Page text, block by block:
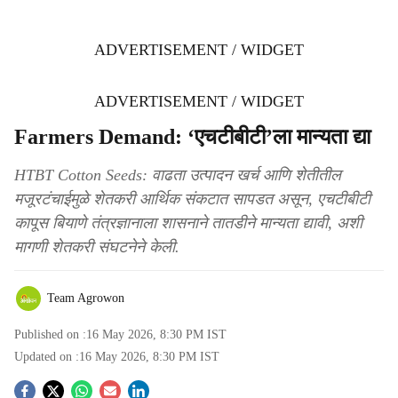
ADVERTISEMENT / WIDGET
ADVERTISEMENT / WIDGET
Farmers Demand: ‘एचटीबीटी’ला मान्यता द्या
HTBT Cotton Seeds: वाढता उत्पादन खर्च आणि शेतीतील
मजूरटंचाईमुळे शेतकरी आर्थिक संकटात सापडत असून, एचटीबीटी
कापूस बियाणे तंत्रज्ञानाला शासनाने तातडीने मान्यता द्यावी, अशी
मागणी शेतकरी संघटनेने केली.
Team Agrowon
Published on :16 May 2026, 8:30 PM IST
Updated on :16 May 2026, 8:30 PM IST